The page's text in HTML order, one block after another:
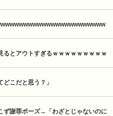
るとアウトすぎるｗｗｗｗｗｗｗｗｗ
こだと思う？」
ず謝罪ポーズ→「わざとじゃないのに